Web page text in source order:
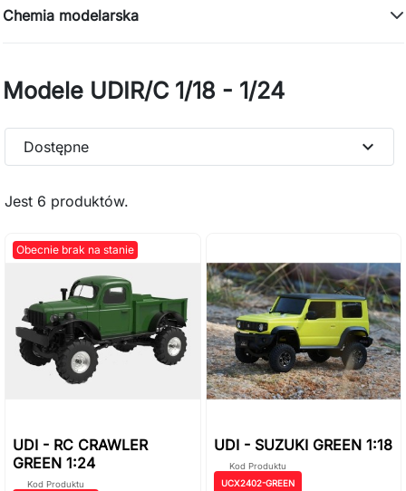
Chemia modelarska
Modele UDIR/C 1/18 - 1/24
Jest 6 produktów.
Dostępne expand_more
Obecnie brak na stanie
UDI - RC CRAWLER
GREEN 1:24
Kod Produktu
UDI - SUZUKI GREEN 1:18
Kod Produktu
UCX2402-GREEN